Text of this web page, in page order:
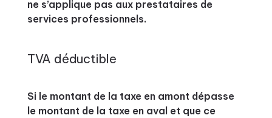
ne s’applique pas aux prestataires de
services professionnels.
TVA déductible
Si le montant de la taxe en amont dépasse
le montant de la taxe en aval et que ce